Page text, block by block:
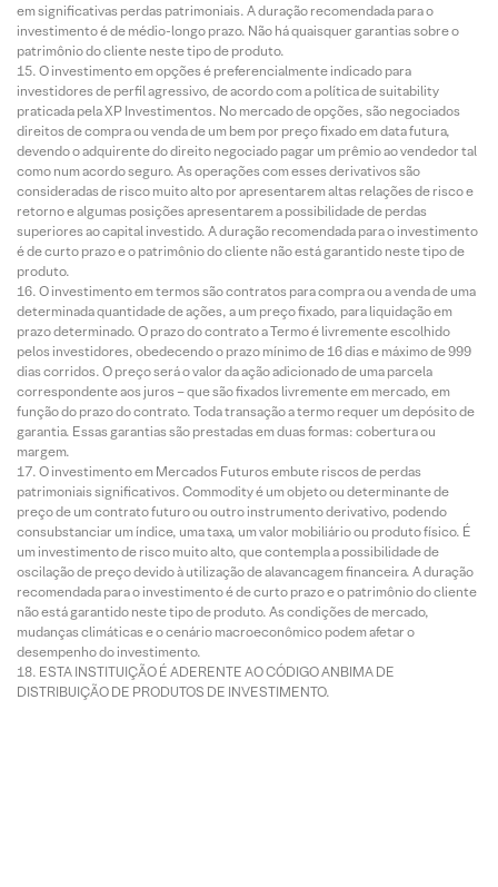
em significativas perdas patrimoniais. A duração recomendada para o
investimento é de médio-longo prazo. Não há quaisquer garantias sobre o
patrimônio do cliente neste tipo de produto.
O investimento em opções é preferencialmente indicado para
investidores de perfil agressivo, de acordo com a política de suitability
praticada pela XP Investimentos. No mercado de opções, são negociados
direitos de compra ou venda de um bem por preço fixado em data futura,
devendo o adquirente do direito negociado pagar um prêmio ao vendedor tal
como num acordo seguro. As operações com esses derivativos são
consideradas de risco muito alto por apresentarem altas relações de risco e
retorno e algumas posições apresentarem a possibilidade de perdas
superiores ao capital investido. A duração recomendada para o investimento
é de curto prazo e o patrimônio do cliente não está garantido neste tipo de
produto.
O investimento em termos são contratos para compra ou a venda de uma
determinada quantidade de ações, a um preço fixado, para liquidação em
prazo determinado. O prazo do contrato a Termo é livremente escolhido
pelos investidores, obedecendo o prazo mínimo de 16 dias e máximo de 999
dias corridos. O preço será o valor da ação adicionado de uma parcela
correspondente aos juros – que são fixados livremente em mercado, em
função do prazo do contrato. Toda transação a termo requer um depósito de
garantia. Essas garantias são prestadas em duas formas: cobertura ou
margem.
O investimento em Mercados Futuros embute riscos de perdas
patrimoniais significativos. Commodity é um objeto ou determinante de
preço de um contrato futuro ou outro instrumento derivativo, podendo
consubstanciar um índice, uma taxa, um valor mobiliário ou produto físico. É
um investimento de risco muito alto, que contempla a possibilidade de
oscilação de preço devido à utilização de alavancagem financeira. A duração
recomendada para o investimento é de curto prazo e o patrimônio do cliente
não está garantido neste tipo de produto. As condições de mercado,
mudanças climáticas e o cenário macroeconômico podem afetar o
desempenho do investimento.
ESTA INSTITUIÇÃO É ADERENTE AO CÓDIGO ANBIMA DE
DISTRIBUIÇÃO DE PRODUTOS DE INVESTIMENTO.